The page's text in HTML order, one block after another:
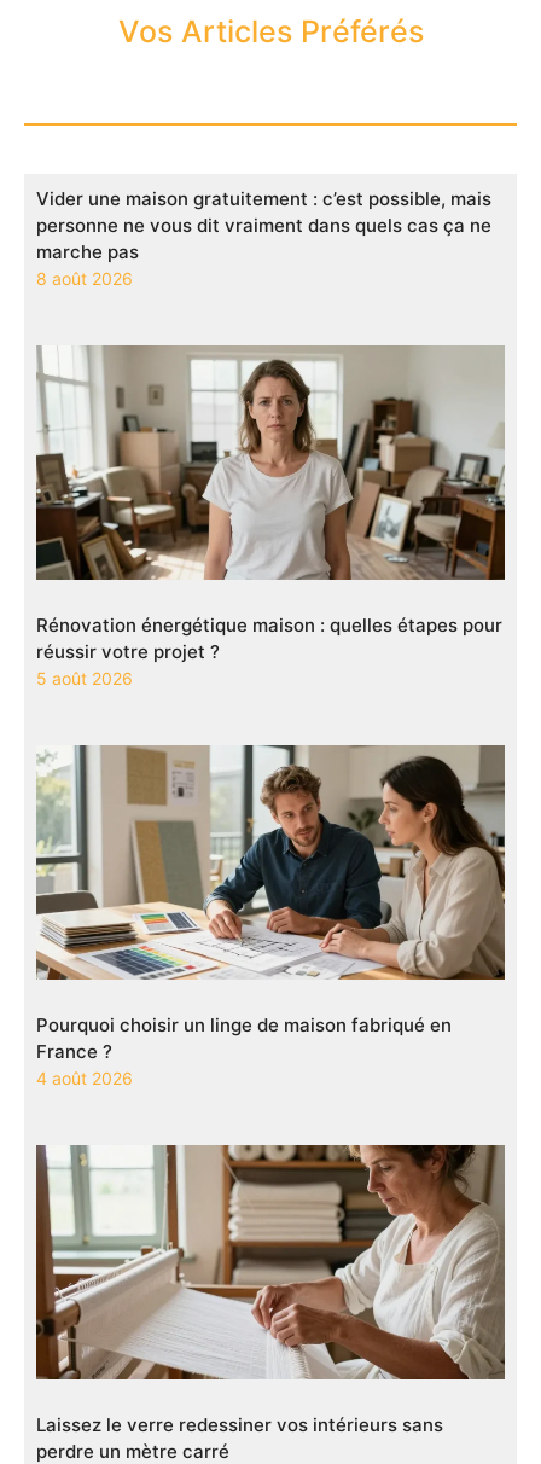
Vos Articles Préférés
Vider une maison gratuitement : c’est possible, mais
personne ne vous dit vraiment dans quels cas ça ne
marche pas
8 août 2026
Rénovation énergétique maison : quelles étapes pour
réussir votre projet ?
5 août 2026
Pourquoi choisir un linge de maison fabriqué en
France ?
4 août 2026
Laissez le verre redessiner vos intérieurs sans
perdre un mètre carré